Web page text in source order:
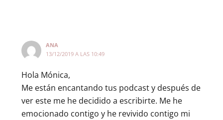
ANA
13/12/2019 A LAS 10:49
Hola Mónica,
Me están encantando tus podcast y después de
ver este me he decidido a escribirte. Me he
emocionado contigo y he revivido contigo mi